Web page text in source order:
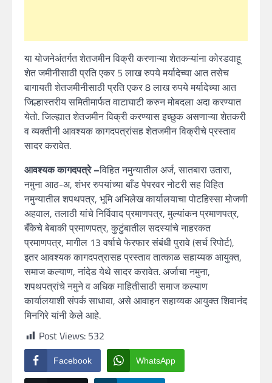
या योजनेअंतर्गत शेतजमीन विक्री करणाऱ्या शेतकऱ्यांना कोरडवाहू
शेत जमीनीसाठी प्रति एकर 5 लाख रुपये मर्यादेच्या आत तसेच
बागायती शेतजमीनीसाठी प्रति एकर 8 लाख रुपये मर्यादेच्या आत
जिल्हास्तरीय समितीमार्फत वाटाघाटी करुन मोबदला अदा करण्यात
येतो. जिल्ह्यात शेतजमीन विक्री करण्यास इच्छुक असणाऱ्या शेतकरी
व व्यक्तीनी आवश्यक कागदपत्रांसह शेतजमीन विक्रीचे प्रस्ताव
सादर करावेत.
आवश्यक कागदपत्रे –विहित नमुन्यातील अर्ज, सातबारा उतारा,
नमुना आठ-अ, शंभर रुपयांच्या बाँड पेपरवर नोटरी सह विहित
नमुन्यातील शपथपत्र, भूमि अभिलेख कार्यालयाचा पोटहिस्सा मोजणी
अहवाल, तलाठी यांचे निर्विवाद प्रमाणपत्र, मुल्यांकन प्रमाणपत्र,
बँकेचे बेबाकी प्रमाणपत्र, कुटुंबातील सदस्यांचे नाहरकत
प्रमाणपत्र, मागील 13 वर्षाचे फेरफार संबंधी पुरावे(सर्च रिपोर्ट),
इतर आवश्यक कागदपत्रासह प्रस्ताव तात्काळ सहाय्यक आयुक्त,
समाज कल्याण, नांदेड येथे सादर करावेत. अर्जाचा नमुना,
शपथपत्रांचे नमुने व अधिक माहितीसाठी समाज कल्याण
कार्यालयाशी संपर्क साधावा, असे आवाहन सहाय्यक आयुक्त शिवानंद
मिनगिरे यांनी केले आहे.
Post Views: 532
Facebook WhatsApp